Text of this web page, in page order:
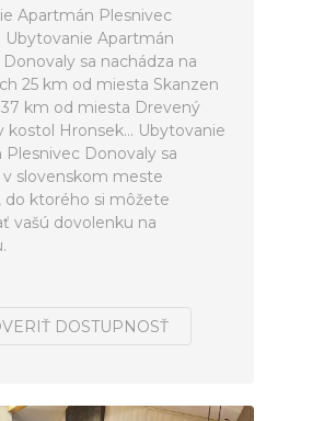
Apartmán Plesnivec
Ubytovanie Apartmán
sa nachádza na
25 km od miesta Skanzen
km od miesta Drevený
kostol Hronsek... Ubytovanie
Donovaly sa
v slovenskom meste
do ktorého si môžete
vašú dovolenku na
DOSTUPNOSŤ